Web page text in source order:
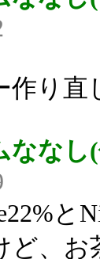
作り直
ななし
と
ど、